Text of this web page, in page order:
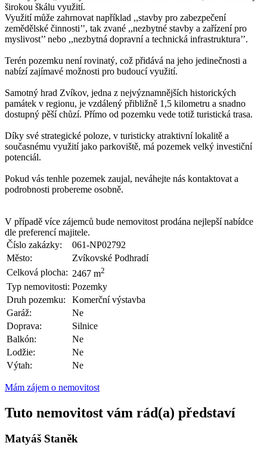
širokou škálu využití.
Využití může zahrnovat například ,,stavby pro zabezpečení
zemědělské činnosti’’, tak zvané ,,nezbytné stavby a zařízení pro
myslivost’’ nebo ,,nezbytná dopravní a technická infrastruktura’’.
Terén pozemku není rovinatý, což přidává na jeho jedinečnosti a
nabízí zajímavé možnosti pro budoucí využití.
Samotný hrad Zvíkov, jedna z nejvýznamnějších historických
památek v regionu, je vzdálený přibližně 1,5 kilometru a snadno
dostupný pěší chůzí. Přímo od pozemku vede totiž turistická trasa.
Díky své strategické poloze, v turisticky atraktivní lokalitě a
současnému využití jako parkoviště, má pozemek velký investiční
potenciál.
Pokud vás tenhle pozemek zaujal, neváhejte nás kontaktovat a
podrobnosti probereme osobně.
V případě více zájemců bude nemovitost prodána nejlepší nabídce
dle preferencí majitele.
Číslo zakázky:
061-NP02792
Město:
Zvíkovské Podhradí
Celková plocha: 2467 m2
Typ nemovitosti: Pozemky
Druh pozemku:
Komerční výstavba
Garáž:
Ne
Doprava:
Silnice
Balkón:
Ne
Lodžie:
Ne
Výtah:
Ne
Mám zájem o nemovitost
Tuto nemovitost vám rád(a) představí
Matyáš Staněk